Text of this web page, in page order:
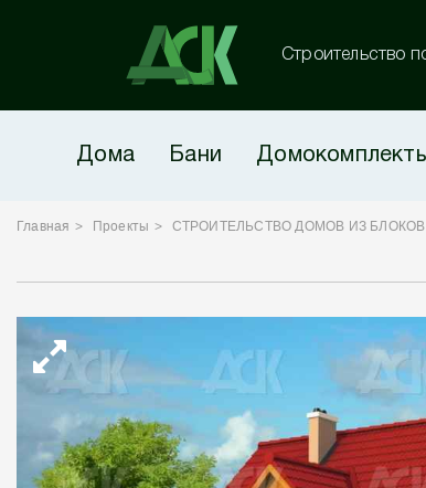
Строительство
Дома Бани
Главная Проекты СТРОИТЕЛЬСТВО ДОМОВ ИЗ